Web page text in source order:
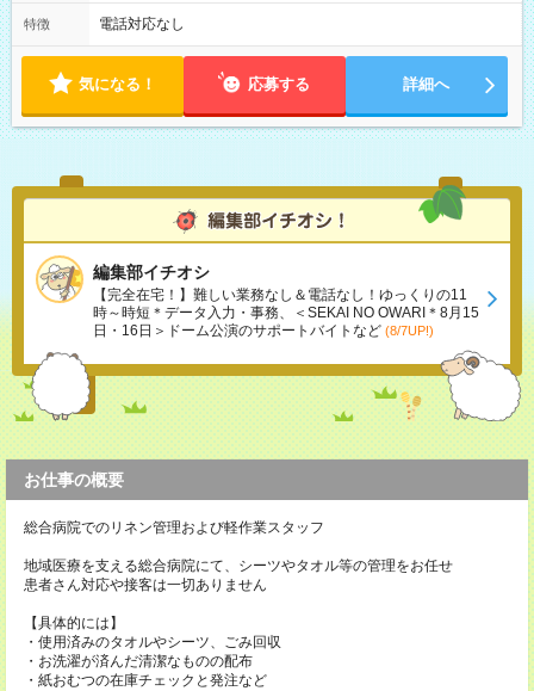
特徴 電話対応なし
気になる！ 応募する 詳細へ
編集部イチオシ
【完全在宅！】難しい業務なし＆電話なし！ゆっくりの11
時～時短＊データ入力・事務、＜SEKAI NO OWARI＊8月15
日・16日＞ドーム公演のサポートバイトなど (8/7UP!)
お仕事の概要
総合病院でのリネン管理および軽作業スタッフ
地域医療を支える総合病院にて、シーツやタオル等の管理をお任せ
患者さん対応や接客は一切ありません
【具体的には】
・使用済みのタオルやシーツ、ごみ回収
・お洗濯が済んだ清潔なものの配布
・紙おむつの在庫チェックと発注など